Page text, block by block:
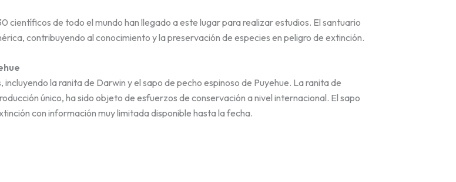
científicos de todo el mundo han llegado a este lugar para realizar estudios. El santuario
contribuyendo al conocimiento y la preservación de especies en peligro de extinción.
la ranita de Darwin y el sapo de pecho espinoso de Puyehue. La ranita de
único, ha sido objeto de esfuerzos de conservación a nivel internacional. El sapo
con información muy limitada disponible hasta la fecha.